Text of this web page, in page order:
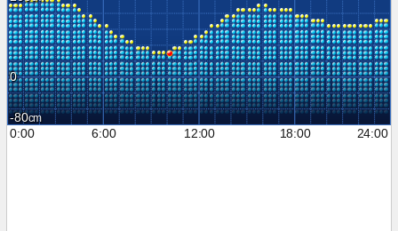
0
-80
0:00
6:00 12:00 18:00 24:00